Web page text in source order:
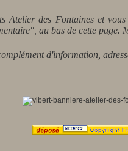
Atelier des Fontaines et
au bas de cette page.
d'information,